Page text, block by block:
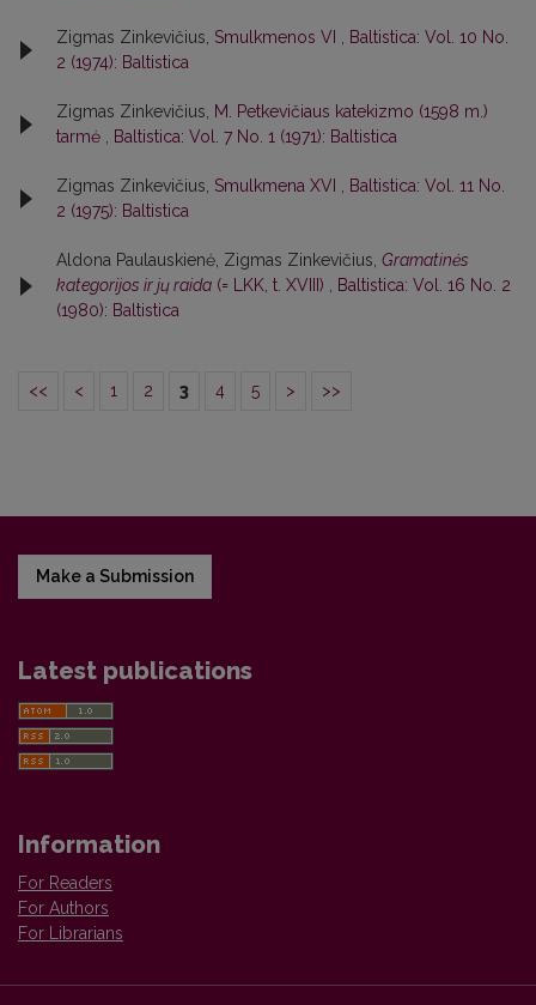
Zigmas Zinkevičius, Smulkmenos VI
Baltistica: Vol. 10 No.
2 (1974): Baltistica
Zigmas Zinkevičius,
M. Petkevičiaus katekizmo (1598 m.)
tarmė
Baltistica: Vol. 7 No. 1 (1971): Baltistica
Zigmas Zinkevičius, Smulkmena XVI
Baltistica: Vol. 11 No.
2 (1975): Baltistica
Aldona Paulauskienė, Zigmas Zinkevičius, Gramatinės
kategorijos ir jų raida (= LKK, t. XVIII)
Baltistica: Vol. 16 No. 2
(1980): Baltistica
<< < 1 2 3 4 5 > >>
Make a Submission
Latest publications
Information
For Readers
For Authors
For Librarians